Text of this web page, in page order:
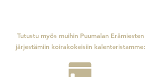
Tutustu myös muihin Puumalan Erämiesten
järjestämiin koirakokeisiin kalenteristamme: